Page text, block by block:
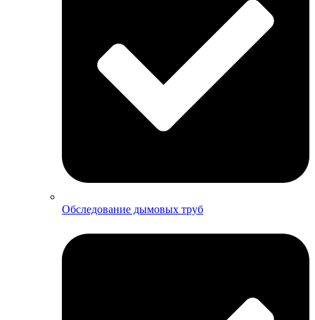
Обследование дымовых труб